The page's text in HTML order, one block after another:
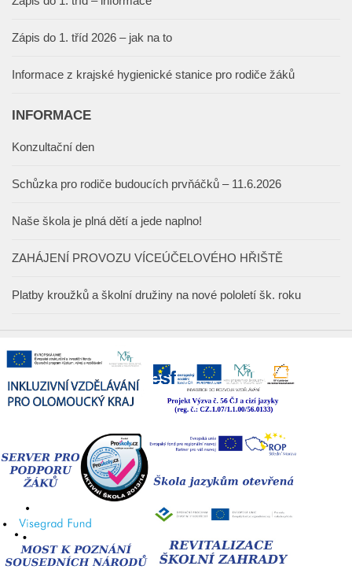
Zápis do 1. tříd 2026 – jak na to
Informace z krajské hygienické stanice pro rodiče žáků
INFORMACE
Konzultační den
Schůzka pro rodiče budoucích prvňáčků – 11.6.2026
Naše škola je plná dětí a jede naplno!
ZAHÁJENÍ PROVOZU VÍCEÚČELOVÉHO HŘIŠTĚ
Platby kroužků a školní družiny na nové pololetí šk. roku